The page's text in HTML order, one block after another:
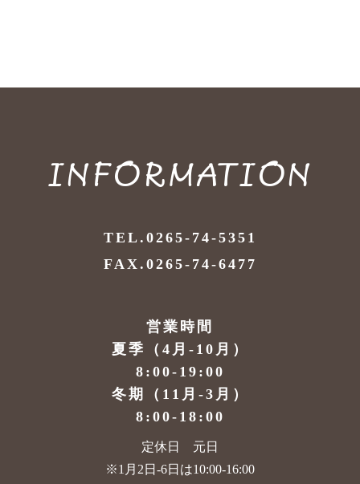
INFORMATION
TEL.0265-74-5351
FAX.0265-74-6477
営業時間
夏季（4月-10月）
8:00-19:00
冬期（11月-3月）
8:00-18:00
定休日 元日
※1月2日-6日は10:00-16:00